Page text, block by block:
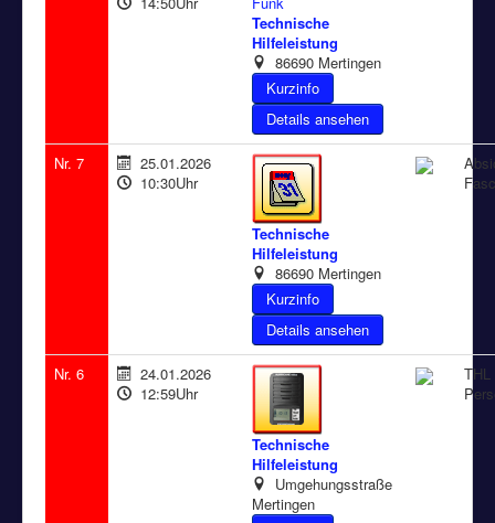
Technische
Hilfeleistung
86690 Mertingen
Details ansehen
Nr. 7
25.01.2026
10:30Uhr
Technische
Hilfeleistung
86690 Mertingen
Details ansehen
Nr. 6
24.01.2026
12:59Uhr
Technische
Hilfeleistung
Umgehungsstraße
Mertingen
THL